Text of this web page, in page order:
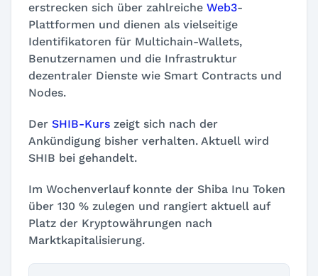
erstrecken sich über zahlreiche Web3-
Plattformen und dienen als vielseitige
Identifikatoren für Multichain-Wallets,
Benutzernamen und die Infrastruktur
dezentraler Dienste wie Smart Contracts und
Nodes.
Der SHIB-Kurs zeigt sich nach der
Ankündigung bisher verhalten. Aktuell wird
SHIB bei gehandelt.
Im Wochenverlauf konnte der Shiba Inu Token
über 130 % zulegen und rangiert aktuell auf
Platz der Kryptowährungen nach
Marktkapitalisierung.